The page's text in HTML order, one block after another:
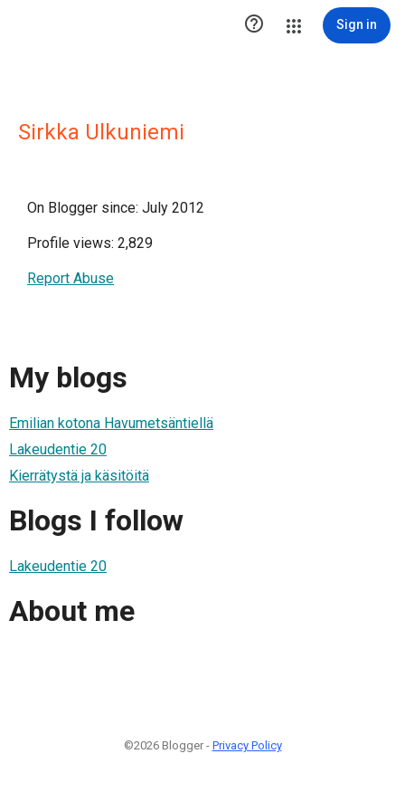
 Sign in
Sirkka Ulkuniemi
On Blogger since: July 2012
Profile views: 2,829
Report Abuse
My blogs
Emilian kotona Havumetsäntiellä
Lakeudentie 20
Kierrätystä ja käsitöitä
Blogs I follow
Lakeudentie 20
About me
©2026 Blogger - Privacy Policy